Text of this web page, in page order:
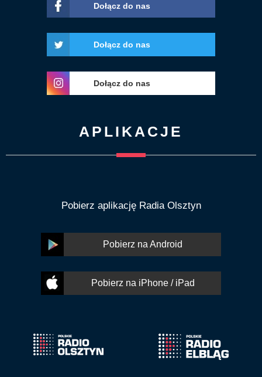
Dołącz do nas
Dołącz do nas
Dołącz do nas
APLIKACJE
Pobierz aplikację Radia Olsztyn
Pobierz na Android
Pobierz na iPhone / iPad